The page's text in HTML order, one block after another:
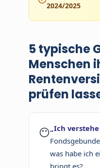
2024/2025
5 typische
Menschen
prüfen
😶 „Ich
was habe ich
bringt es?